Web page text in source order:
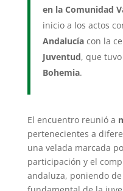
en la Comunidad
inicio a los actos
Andalucíacon la
Juventud, que
Bohemia.
El encuentro reunió a
pertenecientes a
una velada marcada
participación y el
andaluza, poniendo